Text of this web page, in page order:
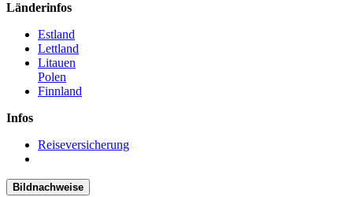
Länderinfos
Estland
Lettland
Litauen
Polen
Finnland
Infos
Reiseversicherung
Bildnachweise